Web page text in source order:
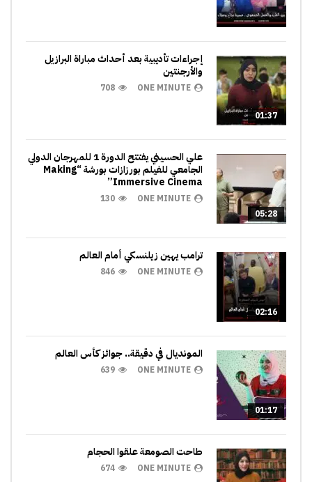
01:37
إجراءات تأديبية بعد أحداث مباراة البرازيل
والأرجنتين
ONE MINUTE
708
05:28
علي الحسيني يفتتح الدورة 1 للمهرجان الدولي
الجامعي للفيلم بورزازات بورشة “Making
Immersive Cinema”
ONE MINUTE
130
02:16
ترامب يهين زيلنسكي أمام العالم
ONE MINUTE
846
01:17
المونديال في دقيقة.. جوائز كأس العالم
ONE MINUTE
639
طاحت الصومعة علقوا الحجام
ONE MINUTE
674